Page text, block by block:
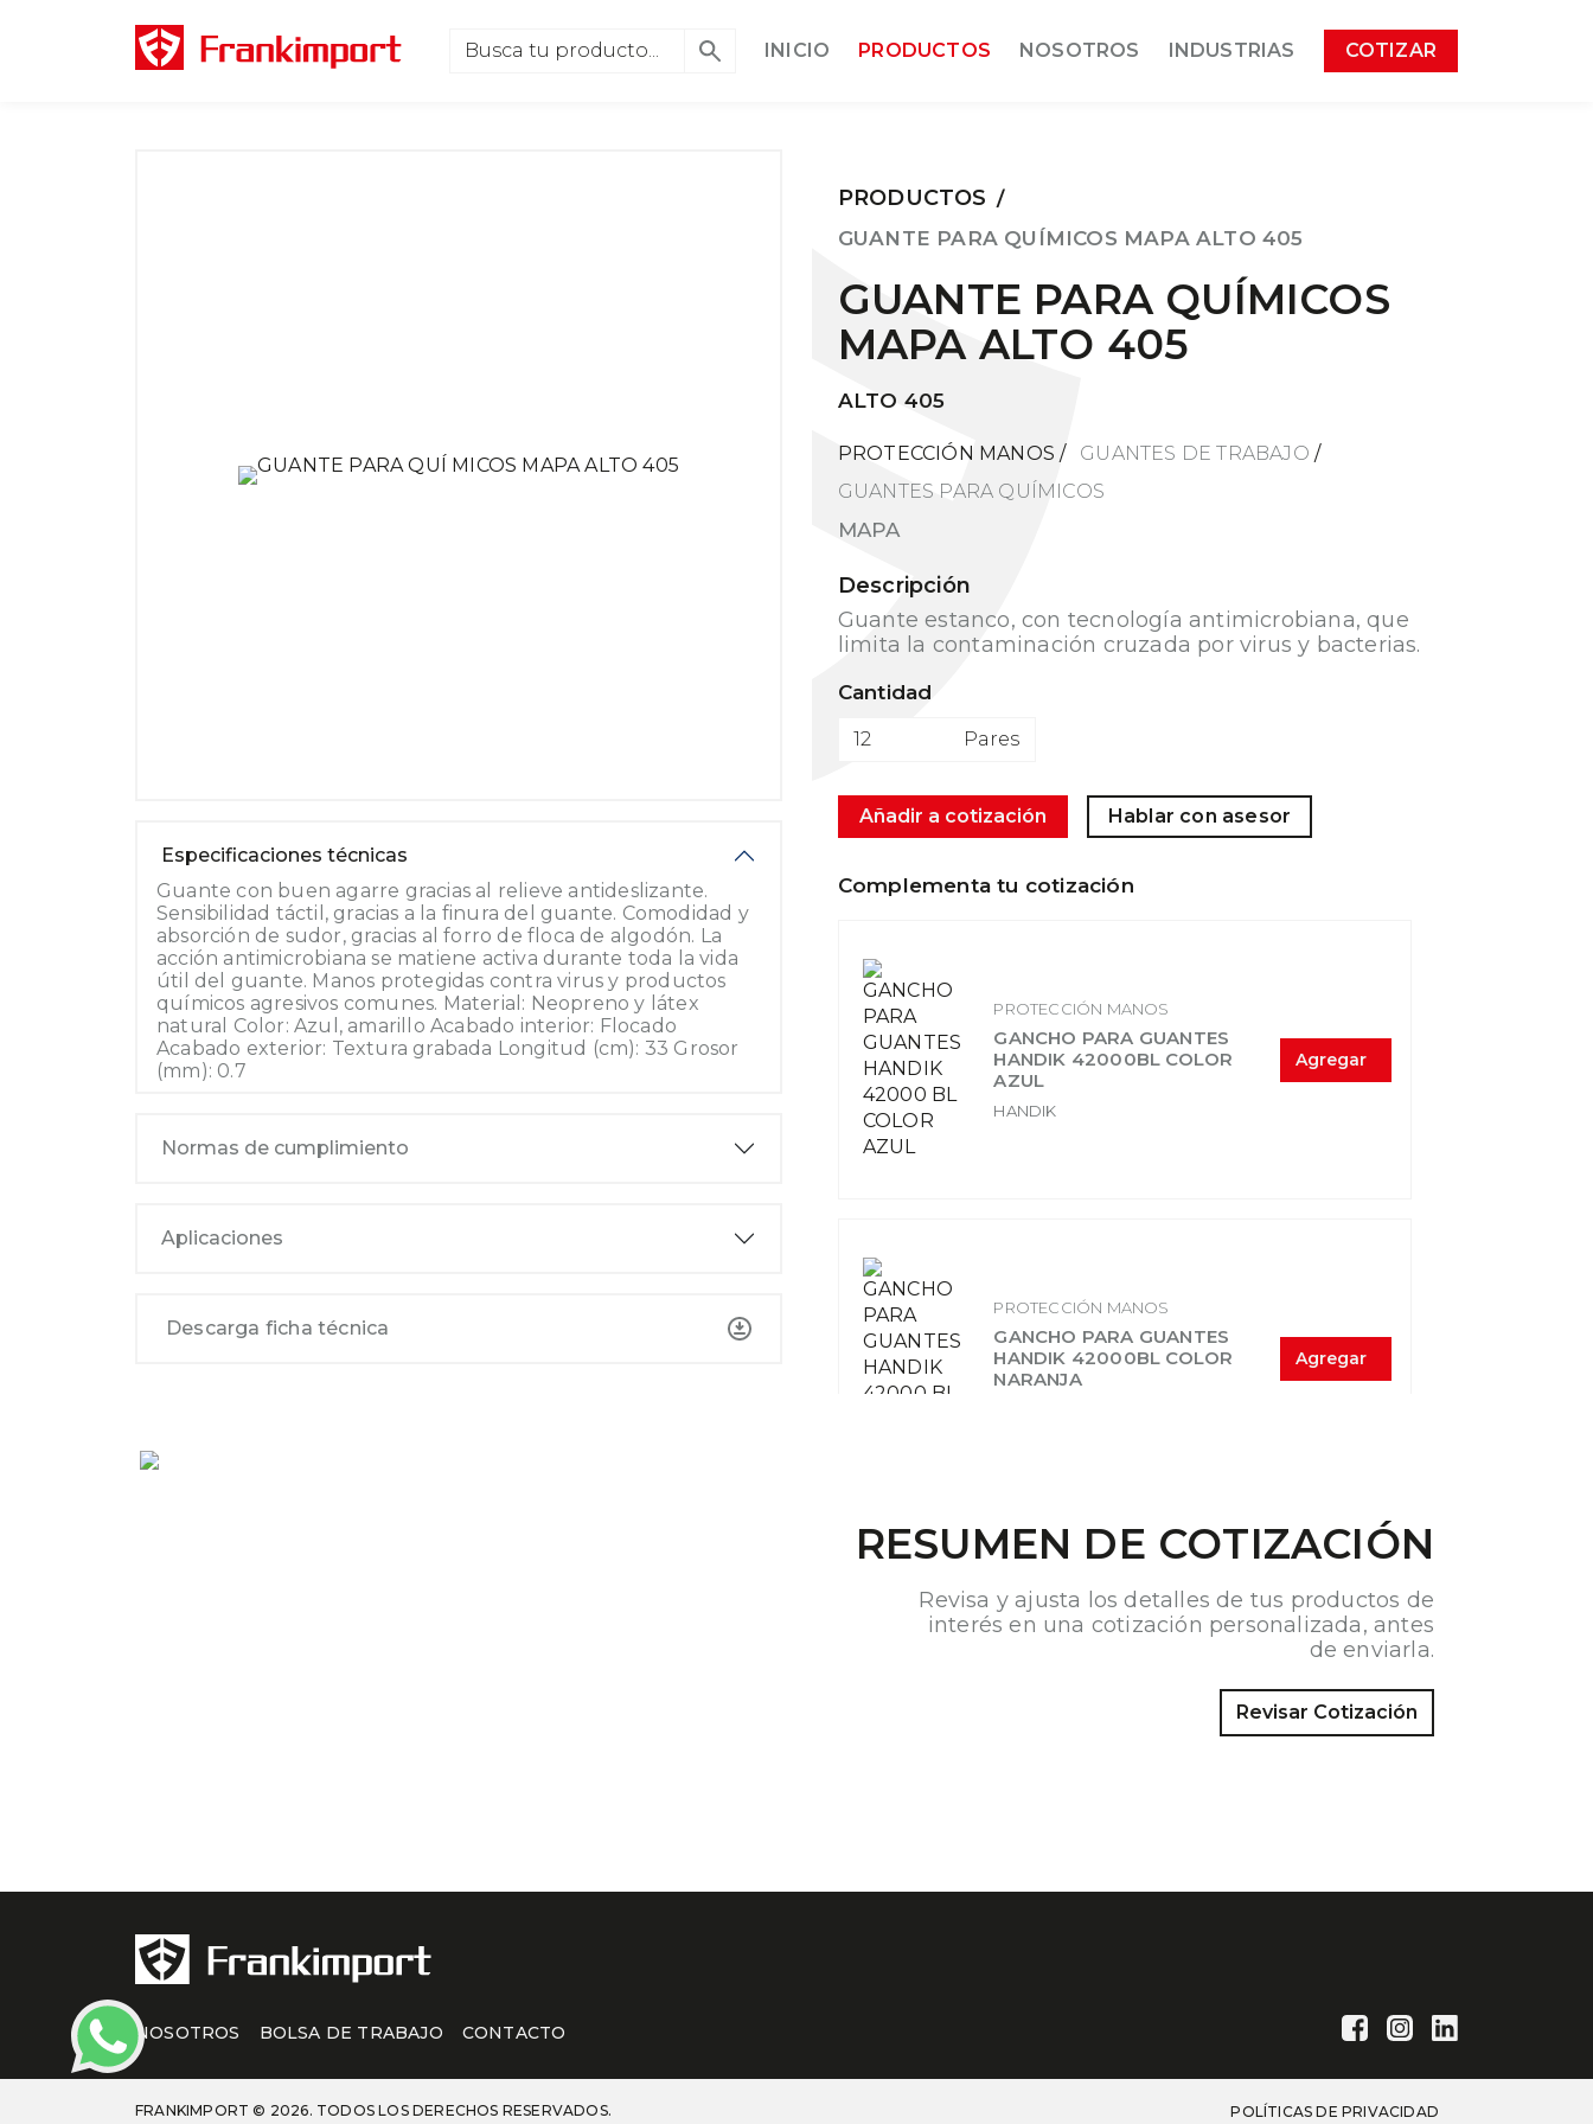
INICIO PRODUCTOS NOSOTROS INDUSTRIAS COTIZAR
Especificaciones técnicas
Guante con buen agarre gracias al relieve antideslizante.
Sensibilidad táctil, gracias a la finura del guante. Comodidad y
absorción de sudor, gracias al forro de floca de algodón. La
acción antimicrobiana se matiene activa durante toda la vida
útil del guante. Manos protegidas contra virus y productos
químicos agresivos comunes. Material: Neopreno y látex
natural Color: Azul, amarillo Acabado interior: Flocado
Acabado exterior: Textura grabada Longitud (cm): 33 Grosor
(mm): 0.7
Normas de cumplimiento
Aplicaciones
Descarga ficha técnica
PRODUCTOS /
GUANTE PARA QUÍMICOS MAPA ALTO 405
GUANTE PARA QUÍMICOS
MAPA ALTO 405
ALTO 405
PROTECCIÓN MANOS / GUANTES DE TRABAJO /
GUANTES PARA QUÍMICOS
MAPA
Descripción
Guante estanco, con tecnología antimicrobiana, que
limita la contaminación cruzada por virus y bacterias.
Cantidad
Pares
Añadir a cotización Hablar con asesor
Complementa tu cotización
PROTECCIÓN MANOS
GANCHO PARA GUANTES
HANDIK 42000BL COLOR
AZUL
HANDIK
Agregar
PROTECCIÓN MANOS
GANCHO PARA GUANTES
HANDIK 42000BL COLOR
NARANJA
Agregar
RESUMEN DE COTIZACIÓN
Revisa y ajusta los detalles de tus productos de
interés en una cotización personalizada, antes
de enviarla.
Revisar Cotización
NOSOTROS BOLSA DE TRABAJO CONTACTO
FRANKIMPORT © 2026. TODOS LOS DERECHOS RESERVADOS. POLÍTICAS DE PRIVACIDAD